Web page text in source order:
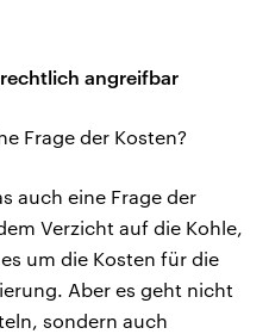
angreifbar
Frage der Kosten?
auch eine Frage der
Verzicht auf die Kohle,
um die Kosten für die
Aber es geht nicht
sondern auch